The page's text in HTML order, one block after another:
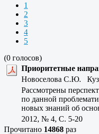
1
2
3
4
5
(0 голосов)
Приоритетные
Новоселова С.Ю.
Рассмотрены
по данной
новых знаний об
2012, № 4, C. 5-20
Прочитано 14868 раз